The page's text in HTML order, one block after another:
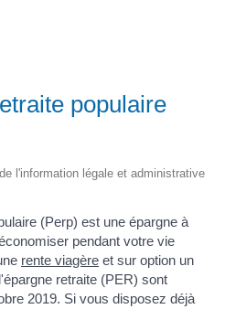
populaire
l'information légale et administrative
(Perp) est une épargne à
pendant votre vie
rente viagère et sur option un
retraite (PER) sont
2019. Si vous disposez déjà